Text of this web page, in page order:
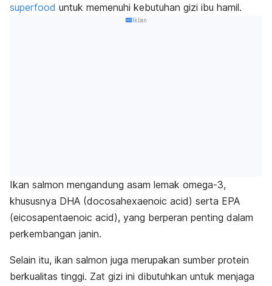
superfood untuk memenuhi kebutuhan gizi ibu hamil.
Iklan
Ikan salmon mengandung asam lemak omega-3,
khususnya DHA (docosahexaenoic acid) serta EPA
(eicosapentaenoic acid), yang berperan penting dalam
perkembangan janin.
Selain itu, ikan salmon juga merupakan sumber protein
berkualitas tinggi. Zat gizi ini dibutuhkan untuk menjaga